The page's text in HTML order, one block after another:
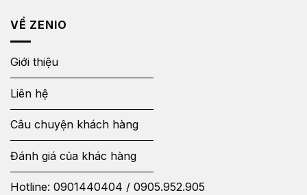
VỀ ZENIO
Giới thiệu
Liên hệ
Câu chuyện khách hàng
Đánh giá của khác hàng
Hotline: 0901440404 / 0905.952.905